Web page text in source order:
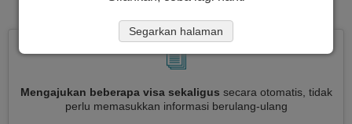
Mengajukan beberapa visa sekaligus secara otomatis, tidak
perlu memasukkan informasi berulang-ulang
Segarkan halaman